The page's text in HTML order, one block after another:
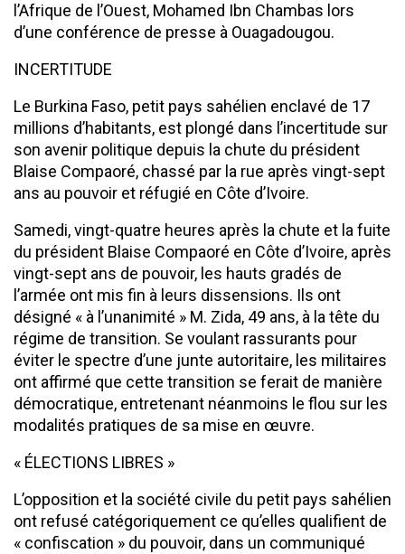
l’Afrique de l’Ouest, Mohamed Ibn Chambas lors
d’une conférence de presse à Ouagadougou.
INCERTITUDE
Le Burkina Faso, petit pays sahélien enclavé de 17
millions d’habitants, est plongé dans l’incertitude sur
son avenir politique depuis la chute du président
Blaise Compaoré, chassé par la rue après vingt-sept
ans au pouvoir et réfugié en Côte d’Ivoire.
Samedi, vingt-quatre heures après la chute et la fuite
du président Blaise Compaoré en Côte d’Ivoire, après
vingt-sept ans de pouvoir, les hauts gradés de
l’armée ont mis fin à leurs dissensions. Ils ont
désigné « à l’unanimité » M. Zida, 49 ans, à la tête du
régime de transition. Se voulant rassurants pour
éviter le spectre d’une junte autoritaire, les militaires
ont affirmé que cette transition se ferait de manière
démocratique, entretenant néanmoins le flou sur les
modalités pratiques de sa mise en œuvre.
« ÉLECTIONS LIBRES »
L’opposition et la société civile du petit pays sahélien
ont refusé catégoriquement ce qu’elles qualifient de
« confiscation » du pouvoir, dans un communiqué